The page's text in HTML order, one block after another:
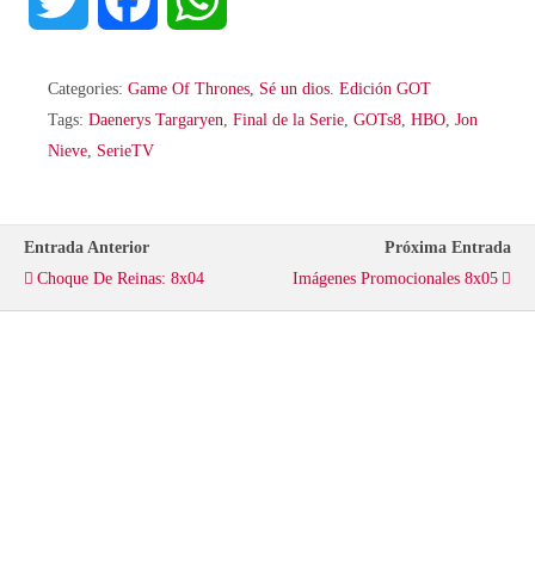
i
t
c a
Categories: Game Of Thrones Sé un dios. Edición GOT
Tags: Daenerys Targaryen Final de la Serie GOTs8 HBO Jon
Nieve SerieTV
Entrada Anterior
Choque De Reinas: 8x04
Próxima Entrada
Imágenes Promocionales 8x05